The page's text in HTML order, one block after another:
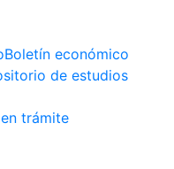
Boletín económico
de estudios
trámite